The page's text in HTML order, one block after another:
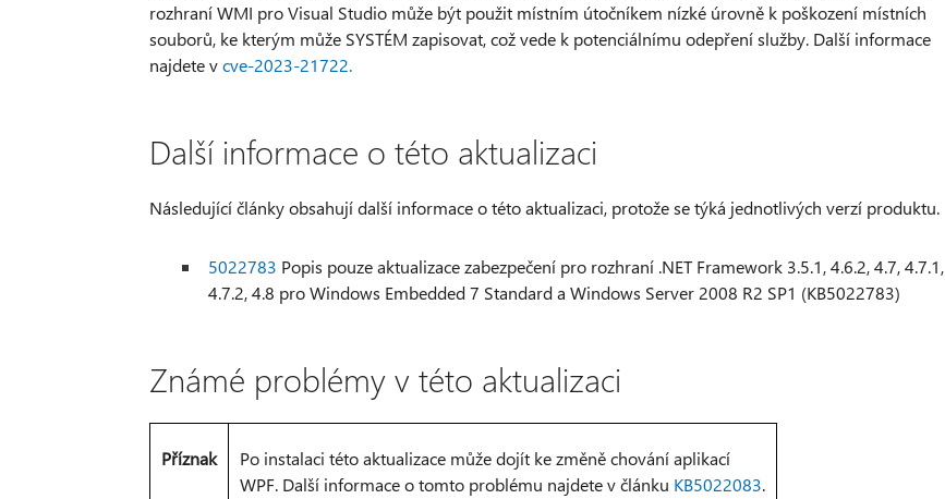
rozhraní WMI pro Visual Studio může být použit místním útočníkem nízké úrovně k poškození místních
souborů, ke kterým může SYSTÉM zapisovat, což vede k potenciálnímu odepření služby. Další informace
najdete vcve-2023-21722.
Další informace o této aktualizaci
Následující články obsahují další informace o této aktualizaci, protože se týká jednotlivých verzí produktu.
5022783 Popis pouze aktualizace zabezpečení pro rozhraní .NET Framework 3.5.1, 4.6.2, 4.7, 4.7.1,
4.7.2, 4.8 pro Windows Embedded 7 Standard a Windows Server 2008 R2 SP1 (KB5022783)
Známé problémy v této aktualizaci
Příznak
Po instalaci této aktualizace může dojít ke změně chování aplikací
WPF. Další informace o tomto problému najdete v článku KB5022083.